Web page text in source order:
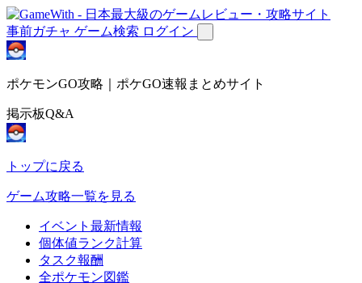
事前ガチャ ゲーム検索 ログイン
ポケモンGO攻略｜ポケGO速報まとめサイト
掲示板Q&A
トップに戻る
ゲーム攻略一覧を見る
イベント最新情報
個体値ランク計算
タスク報酬
全ポケモン図鑑